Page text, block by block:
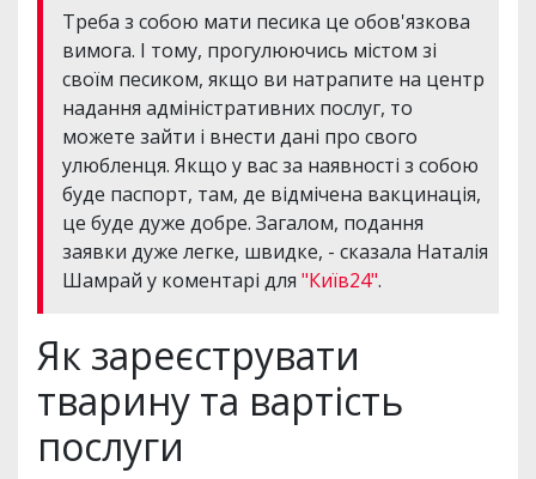
Треба з собою мати песика це обов'язкова
вимога. І тому, прогулюючись містом зі
своїм песиком, якщо ви натрапите на центр
надання адміністративних послуг, то
можете зайти і внести дані про свого
улюбленця. Якщо у вас за наявності з собою
буде паспорт, там, де відмічена вакцинація,
це буде дуже добре. Загалом, подання
заявки дуже легке, швидке, - сказала Наталія
Шамрай у коментарі для "Київ24".
Як зареєструвати
тварину та вартість
послуги